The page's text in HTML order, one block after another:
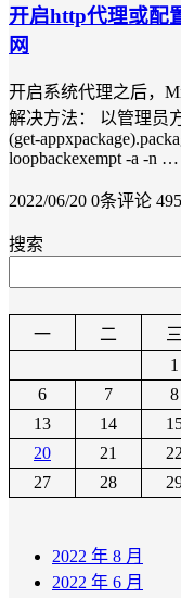
开启http代理或配
网
开启系统代理之后，
解决方法： 以管理员
(get-
loopbackexempt -a -n …
2022/06/20 0条评论
搜索
一
二 三
1
6
7 8
13
14
20
21
27
28
2022 年 8 月
2022 年 6 月